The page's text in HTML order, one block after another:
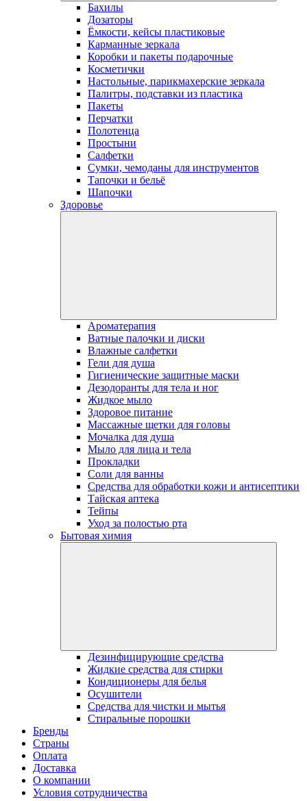
Бахилы
Дозаторы
Ёмкости, кейсы пластиковые
Карманные зеркала
Коробки и пакеты подарочные
Косметички
Настольные, парикмахерские зеркала
Палитры, подставки из пластика
Пакеты
Перчатки
Полотенца
Простыни
Салфетки
Сумки, чемоданы для инструментов
Тапочки и бельё
Шапочки
Здоровье
Ароматерапия
Ватные палочки и диски
Влажные салфетки
Гели для душа
Гигиенические защитные маски
Дезодоранты для тела и ног
Жидкое мыло
Здоровое питание
Массажные щетки для головы
Мочалка для душа
Мыло для лица и тела
Прокладки
Соли для ванны
Средства для обработки кожи и антисептики
Тайская аптека
Тейпы
Уход за полостью рта
Бытовая химия
Дезинфицирующие средства
Жидкие средства для стирки
Кондиционеры для белья
Осушители
Средства для чистки и мытья
Стиральные порошки
Бренды
Страны
Оплата
Доставка
О компании
Условия сотрудничества